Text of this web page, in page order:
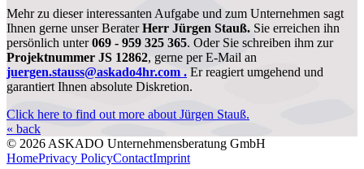
Mehr zu dieser interessanten Aufgabe und zum Unternehmen sagt
Ihnen gerne unser BeraterHerr Jürgen Stauß. Sie erreichen ihn
persönlich unter069 - 959 325 365. Oder Sie schreiben ihm zur
Projektnummer JS 12862, gerne per E-Mail an
juergen.stauss@askado4hr.com . Er reagiert umgehend und
garantiert Ihnen absolute Diskretion.
Click here to find out more about Jürgen Stauß.
« back
© 2026 ASKADO Unternehmensberatung GmbH
HomePrivacy PolicyContactImprint